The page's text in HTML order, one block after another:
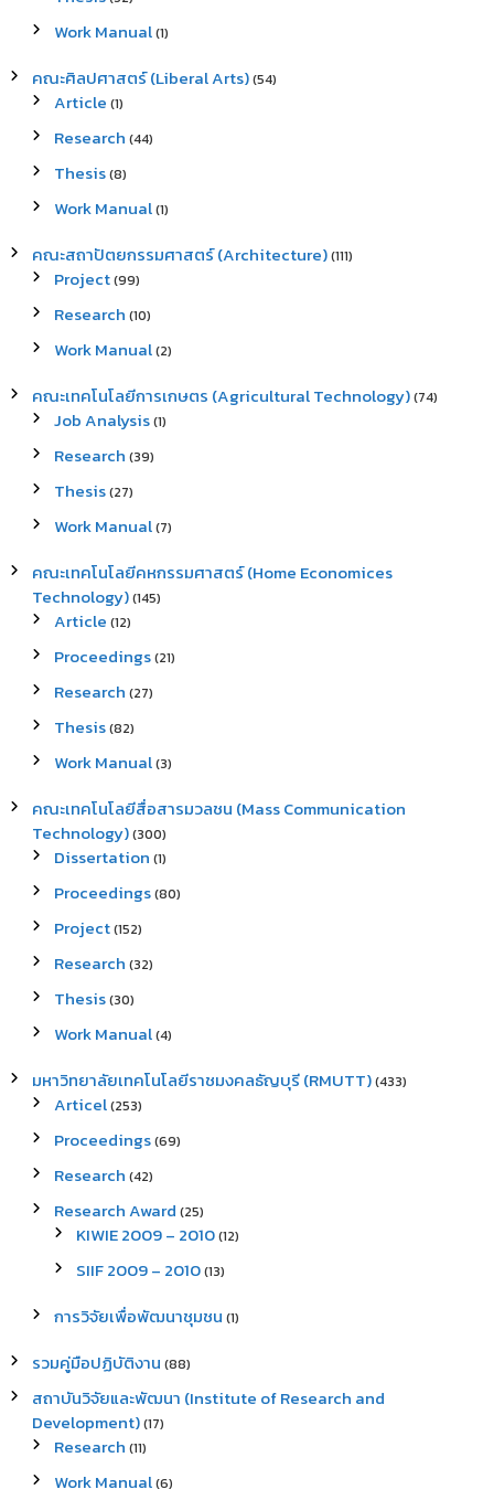
Work Manual(1)
คณะศิลปศาสตร์ (Liberal Arts)(54)
Article (1)
Research (44)
Thesis(8)
Work Manual(1)
คณะสถาปัตยกรรมศาสตร์ (Architecture)(111)
Project(99)
Research (10)
Work Manual(2)
คณะเทคโนโลยีการเกษตร (Agricultural Technology)(74)
Job Analysis(1)
Research (39)
Thesis(27)
Work Manual(7)
คณะเทคโนโลยีคหกรรมศาสตร์ (Home Economices
Technology)(145)
Article (12)
Proceedings(21)
Research (27)
Thesis(82)
Work Manual(3)
คณะเทคโนโลยีสื่อสารมวลชน (Mass Communication
Technology)(300)
Dissertation (1)
Proceedings(80)
Project(152)
Research (32)
Thesis(30)
Work Manual(4)
มหาวิทยาลัยเทคโนโลยีราชมงคลธัญบุรี (RMUTT)(433)
Articel(253)
Proceedings(69)
Research (42)
Research Award (25)
KIWIE 2009 – 2010(12)
SIIF 2009 – 2010(13)
การวิจัยเพื่อพัฒนาชุมชน (1)
รวมคู่มือปฏิบัติงาน (88)
สถาบันวิจัยและพัฒนา (Institute of Research and
Development)(17)
Research (11)
Work Manual(6)